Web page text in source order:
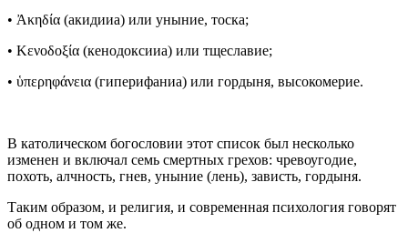
• Ἀκηδία (акидииа) или уныние, тоска;
• Κενοδοξία (кенодоксииа) или тщеславие;
• ὑπερηφάνεια (гиперифаниа) или гордыня, высокомерие.
В католическом богословии этот список был несколько
изменен и включал семь смертных грехов: чревоугодие,
похоть, алчность, гнев, уныние (лень), зависть, гордыня.
Таким образом, и религия, и современная психология говорят
об одном и том же.